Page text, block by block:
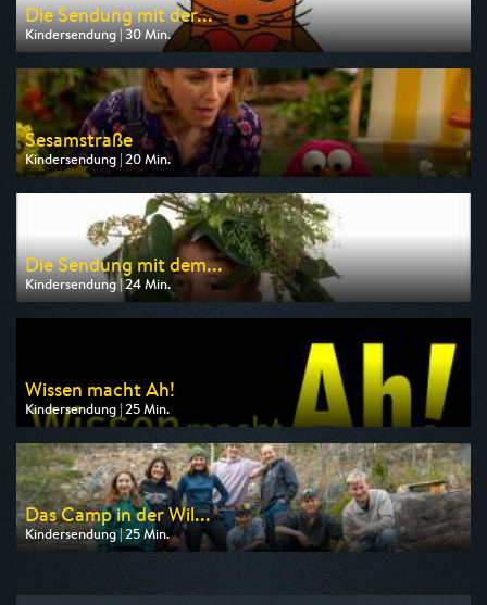
Die Sendung mit der...
Kindersendung | 30 Min.
Ausgestrahlt von ARD alpha
am 11.08.2026, 07:00
Sesamstraße
Kindersendung | 20 Min.
Ausgestrahlt von KiKA
am 10.08.2026, 07:45
Die Sendung mit dem...
Kindersendung | 24 Min.
Ausgestrahlt von KiKA
am 10.08.2026, 06:55
Wissen macht Ah!
Kindersendung | 25 Min.
Ausgestrahlt von ARD alpha
am 10.08.2026, 07:00
Das Camp in der Wil...
Kindersendung | 25 Min.
Ausgestrahlt von WDR